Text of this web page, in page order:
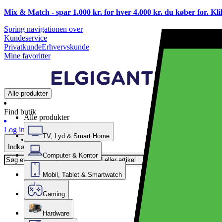
Mix & Match - spar 1.000 kr. for hver 4.000 kr. du køber for.
Spring navigationen over
Kundeservice
PrivatkundeErhvervskunde
Mine favoritter
Alle produkter
Find butik
Log ind
Indkøbskurv
Alle produkter
TV, Lyd & Smart Home
Computer & Kontor
Mobil, Tablet & Smartwatch
Gaming
Hardware